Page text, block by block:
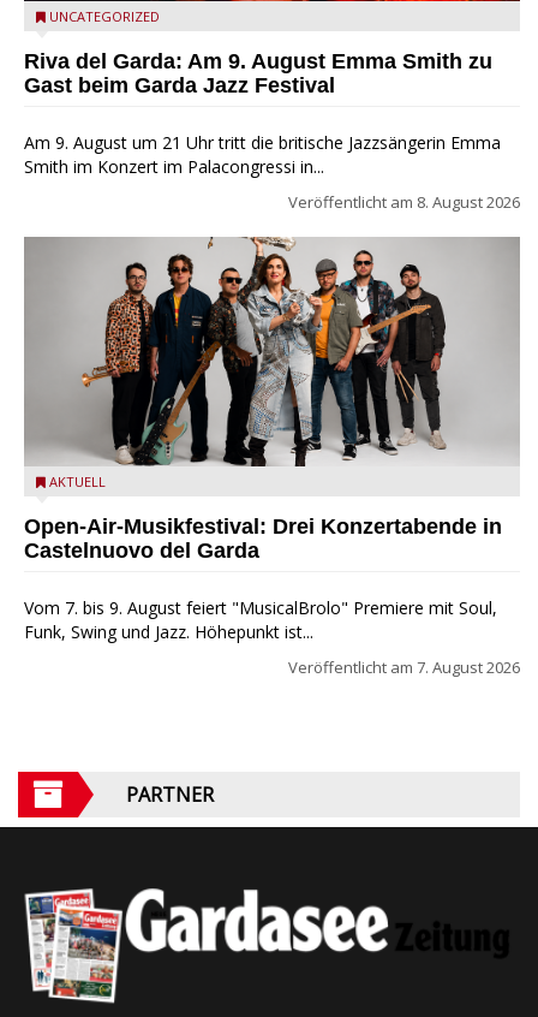
Riva del Garda - Emma Smith zu Gast beim Garda Jazz
UNCATEGORIZED
Riva del Garda: Am 9. August Emma Smith zu
Gast beim Garda Jazz Festival
Am 9. August um 21 Uhr tritt die britische Jazzsängerin Emma
Smith im Konzert im Palacongressi in...
Veröffentlicht am 8. August 2026
Castelnuovo del Garda: Die "Dirotta su Cuba" zu Gast beim
AKTUELL
Open-Air-Musikfestival: Drei Konzertabende in
Castelnuovo del Garda
Vom 7. bis 9. August feiert "MusicalBrolo" Premiere mit Soul,
Funk, Swing und Jazz. Höhepunkt ist...
Veröffentlicht am 7. August 2026
PARTNER